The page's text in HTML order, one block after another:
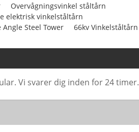
Overvågningsvinkel ståltårn
elektrisk vinkelståltårn
Angle Steel Tower
66kv Vinkelståltårn
Vi svarer dig inden for 24 timer.